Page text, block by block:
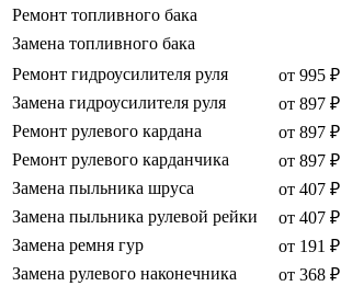
Ремонт топливного бака
Замена топливного бака
Ремонт гидроусилителя руля
от 995 ₽
Замена гидроусилителя руля
от 897 ₽
Ремонт рулевого кардана
от 897 ₽
Ремонт рулевого карданчика
от 897 ₽
Замена пыльника шруса
от 407 ₽
Замена пыльника рулевой рейки
от 407 ₽
Замена ремня гур
от 191 ₽
Замена рулевого наконечника
от 368 ₽